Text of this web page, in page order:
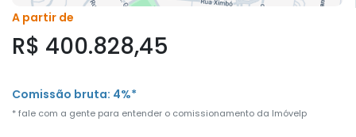
A partir de
R$ 400.828,45
Comissão bruta: 4%*
* fale com a gente para entender o comissionamento da Imóvelp